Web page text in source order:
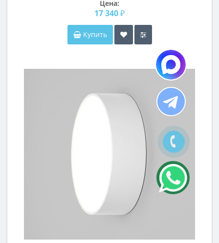
Цена:
17 340 ₽
Купить